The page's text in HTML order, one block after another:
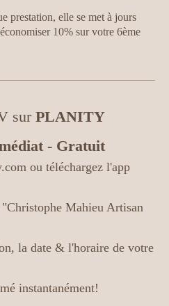
prestation, elle se met à jours
10% sur votre 6ème
sur PLANITY
- Gratuit
ou téléchargez l'app
Mahieu Artisan
la date & l'horaire de votre
instantanément!